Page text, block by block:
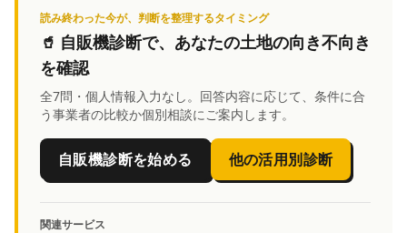
読み終わった今が、判断を整理するタイミング
🥤 自販機診断で、あなたの土地の向き不向き
を確認
全7問・個人情報入力なし。回答内容に応じて、条件に合
う事業者の比較か個別相談にご案内します。
自販機診断を始める 他の活用別診断
関連サービス